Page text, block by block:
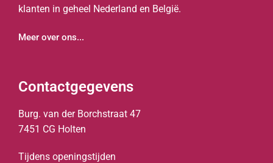
klanten in geheel Nederland en België.
Meer over ons...
Contactgegevens
Burg. van der Borchstraat 47
7451 CG Holten
Tijdens openingstijden